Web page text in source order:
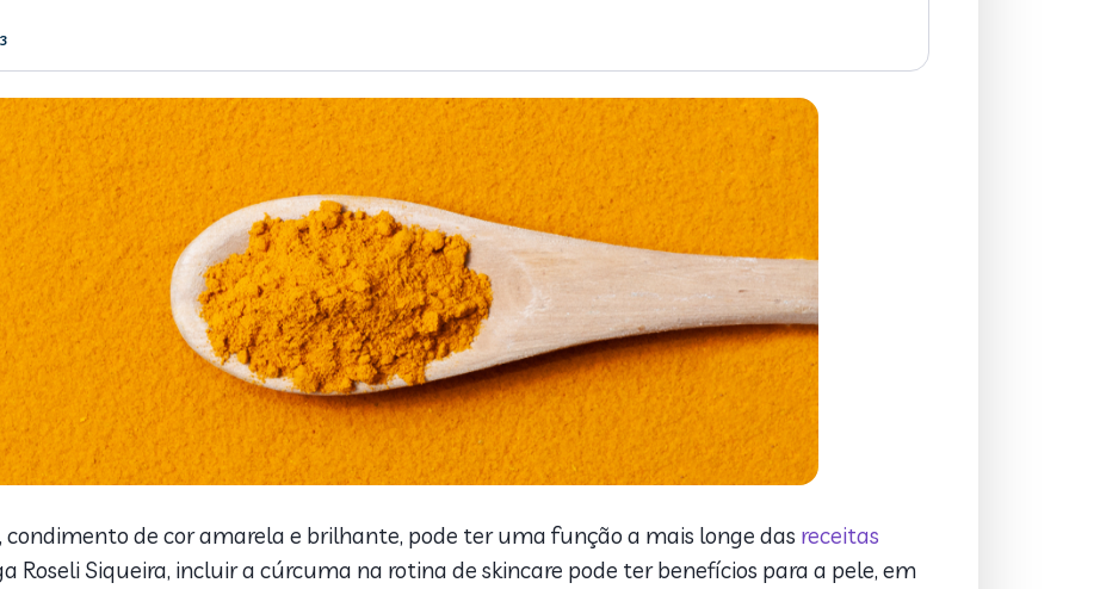
condimento de cor amarela e brilhante, pode ter uma função a mais longe das receitas
Roseli Siqueira, incluir a cúrcuma na rotina de skincare pode ter benefícios para a pele, em